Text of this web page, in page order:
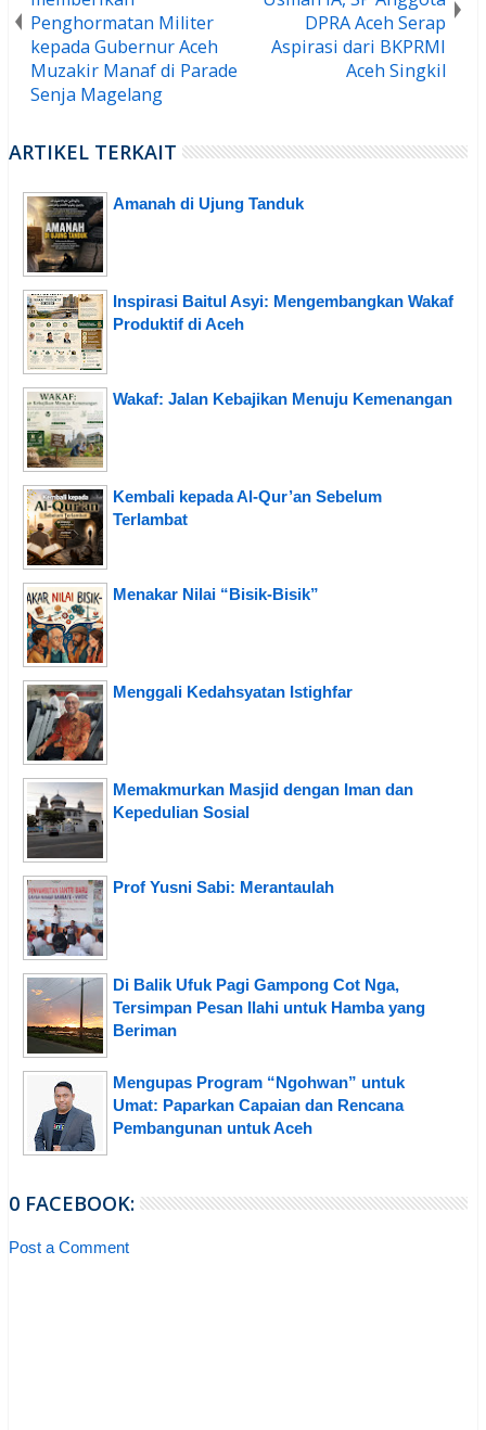
Penghormatan Militer
kepada Gubernur Aceh
Muzakir Manaf di Parade
Senja Magelang
DPRA Aceh Serap
Aspirasi dari BKPRMI
Aceh Singkil
ARTIKEL TERKAIT
Amanah di Ujung Tanduk
Inspirasi Baitul Asyi: Mengembangkan Wakaf
Produktif di Aceh
Wakaf: Jalan Kebajikan Menuju Kemenangan
Kembali kepada Al-Qur’an Sebelum
Terlambat
Menakar Nilai “Bisik-Bisik”
Menggali Kedahsyatan Istighfar
Memakmurkan Masjid dengan Iman dan
Kepedulian Sosial
Prof Yusni Sabi: Merantaulah
Di Balik Ufuk Pagi Gampong Cot Nga,
Tersimpan Pesan Ilahi untuk Hamba yang
Beriman
Mengupas Program “Ngohwan” untuk
Umat: Paparkan Capaian dan Rencana
Pembangunan untuk Aceh
0 FACEBOOK:
Post a Comment